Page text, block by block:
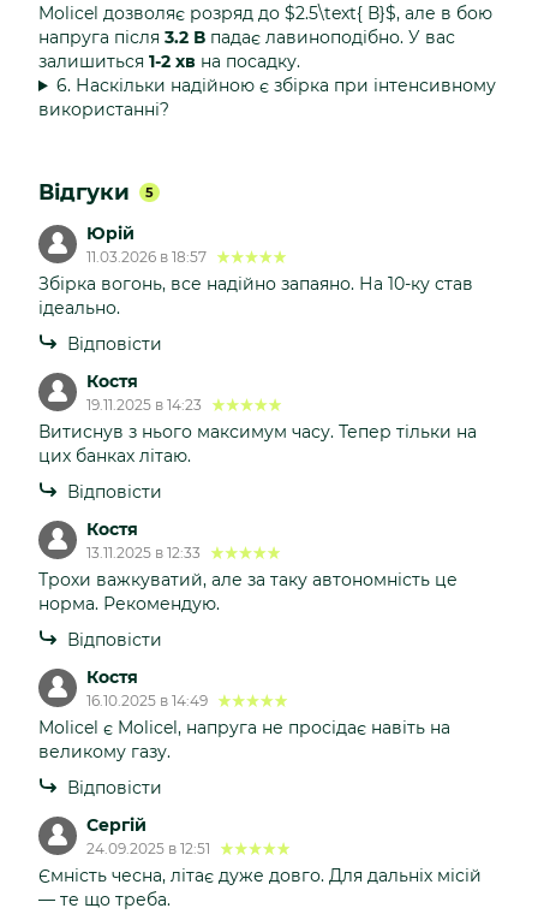
Molicel дозволяє розряд до $2.5\text{ В}$, але в бою
напруга після 3.2 В падає лавиноподібно. У вас
залишиться 1-2 хв на посадку.
6. Наскільки надійною є збірка при інтенсивному
використанні?
Відгуки 5
Юрій
11.03.2026 в 18:57
Збірка вогонь, все надійно запаяно. На 10-ку став
ідеально.
Відповісти
Костя
19.11.2025 в 14:23
Витиснув з нього максимум часу. Тепер тільки на
цих банках літаю.
Відповісти
Костя
13.11.2025 в 12:33
Трохи важкуватий, але за таку автономність це
норма. Рекомендую.
Відповісти
Костя
16.10.2025 в 14:49
Molicel є Molicel, напруга не просідає навіть на
великому газу.
Відповісти
Сергій
24.09.2025 в 12:51
Ємність чесна, літає дуже довго. Для дальніх місій
— те що треба.